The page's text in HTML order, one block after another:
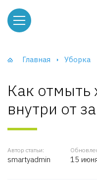
Главная Уборка
Как отмыть
внутри от
Автор статьи:
smartyadmin 15
и тумбы